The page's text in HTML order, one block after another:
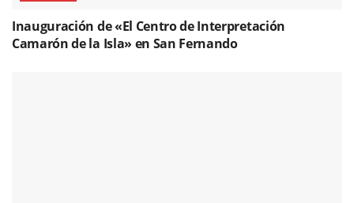
Inauguración de «El Centro de Interpretación
Camarón de la Isla» en San Fernando